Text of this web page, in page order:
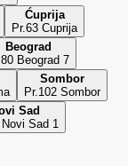
Ćuprija
Pr.63 Cuprija
Beograd
Beograd 7
Sombor
Pr.102 Sombor
Sad
Novi Sad 1